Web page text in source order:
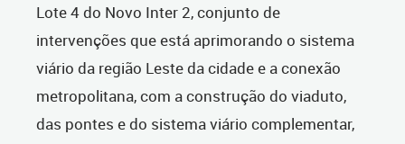
Lote 4 do Novo Inter 2, conjunto de
intervenções que está aprimorando o sistema
viário da região Leste da cidade e a conexão
metropolitana, com a construção do viaduto,
das pontes e do sistema viário complementar,